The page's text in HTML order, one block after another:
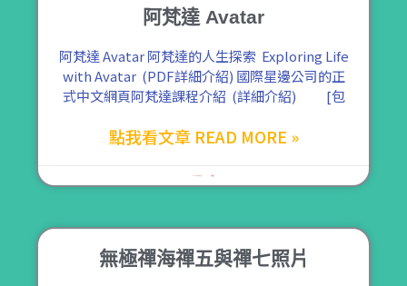
阿梵達 Avatar
阿梵達 Avatar 阿梵達的人生探索 Exploring Life
with Avatar (PDF詳細介紹) 國際星邊公司的正
式中文網頁阿梵達課程介紹 (詳細介紹) [包
點我看文章 READ MORE »
無極禪海禪五與禪七照片